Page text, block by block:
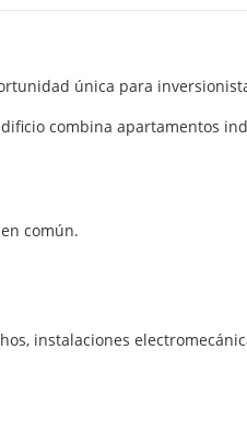
única para
combina apartamentos
común.
instalaciones